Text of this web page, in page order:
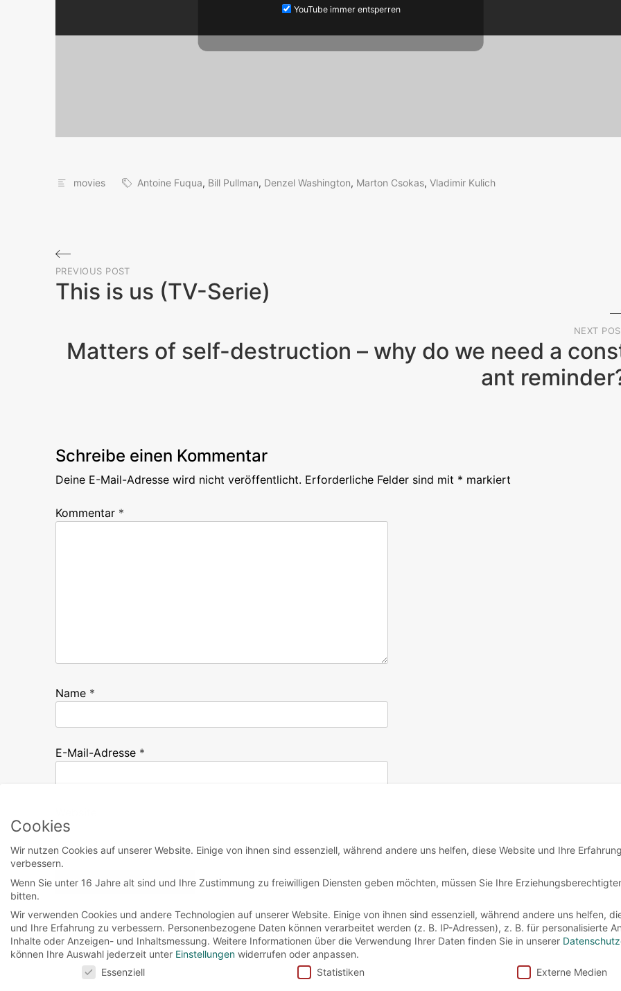
YouTube immer entsperren
movies Antoine Fuqua, Bill Pullman, Denzel Washington, Marton Csokas, Vladimir Kulich
Beitragsnavigation
PREVIOUS POST
This is us (TV-Serie)
NEXT
Matters of self-destruction – why do we need a
ant
Schreibe einen Kommentar
Deine E-Mail-Adresse wird nicht veröffentlicht. Erforderliche Felder sind mit * markiert
Kommentar *
Name *
E-Mail-Adresse *
Cookies
Wir nutzen Cookies auf unserer Website. Einige von ihnen sind essenziell, während andere uns helfen, diese Website und Ihre
verbessern.
Wenn Sie unter 16 Jahre alt sind und Ihre Zustimmung zu freiwilligen Diensten geben möchten, müssen Sie Ihre
bitten.
Wir verwenden Cookies und andere Technologien auf unserer Website. Einige von ihnen sind essenziell, während andere uns helfen,
und Ihre Erfahrung zu verbessern. Personenbezogene Daten können verarbeitet werden (z. B. IP-Adressen), z. B. für personalisierte
Inhalte oder Anzeigen- und Inhaltsmessung. Weitere Informationen über die Verwendung Ihrer Daten finden Sie in unserer
können Ihre Auswahl jederzeit unter Einstellungen widerrufen oder anpassen.
Essenziell Statistiken Externe Medien